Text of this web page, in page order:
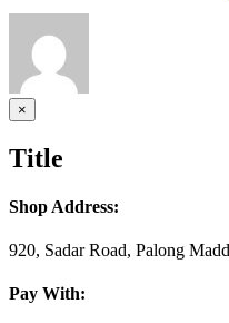
Close
product
view
×
Title
Shop Address:
920, Sadar Road, Palong
Pay With: